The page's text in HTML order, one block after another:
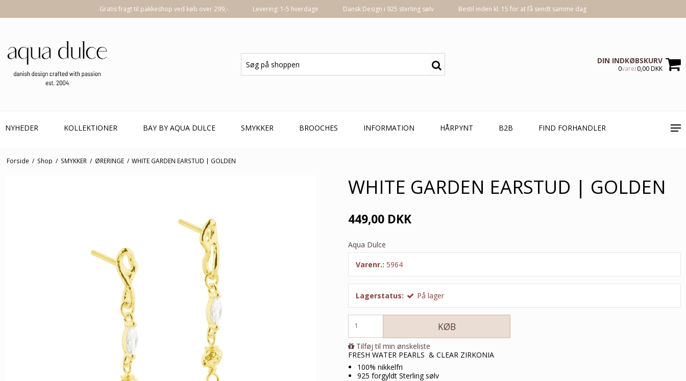
Gratis fragt til pakkeshop ved køb over 299,- Levering: 1-5 hverdage Dansk Design i 925 sterling sølv Bestil inden kl. 15 for at få sendt samme dag
DIN INDKØBSKURV
0varer0,00 DKK
NYHEDER KOLLEKTIONER BAY BY AQUA DULCE SMYKKER BROOCHES INFORMATION HÅRPYNT B2B FIND FORHANDLER
Forside / Shop / SMYKKER / ØRERINGE / WHITE GARDEN EARSTUD | GOLDEN
WHITE GARDEN EARSTUD | GOLDEN
449,00 DKK
Aqua Dulce
Varenr.: 5964
Lagerstatus: På lager
KØB
Tilføj til min ønskeliste
FRESH WATER PEARLS & CLEAR ZIRKONIA
100% nikkelfri
925 forgyldt Sterling sølv